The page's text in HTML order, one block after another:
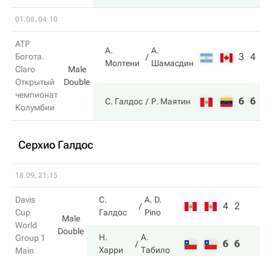
01.08, 04:10
ATP
Богота.
Claro
Открытый
чемпионат
Колумбии
Male
Double
А.
Молтени
А.
Шамасдин
3 4
С. Галдос Р. Маятин 6 6
Серхио Галдос
18.09, 21:15
Davis
Cup
World
Group 1
Main
Male
Double
С.
Галдос
A. D.
Pino
4 2
Н.
Харри
А.
Табило
6 6